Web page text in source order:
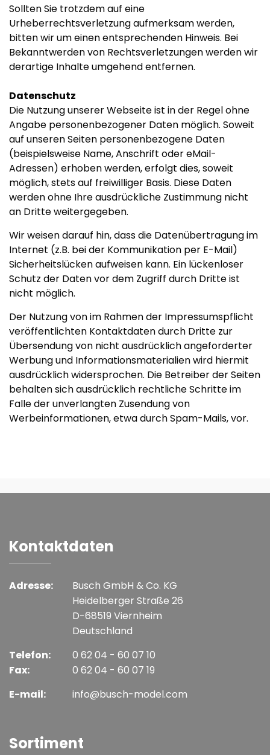
Sollten Sie trotzdem auf eine
Urheberrechtsverletzung aufmerksam werden,
bitten wir um einen entsprechenden Hinweis. Bei
Bekanntwerden von Rechtsverletzungen werden wir
derartige Inhalte umgehend entfernen.
Datenschutz
Die Nutzung unserer Webseite ist in der Regel ohne
Angabe personenbezogener Daten möglich. Soweit
auf unseren Seiten personenbezogene Daten
(beispielsweise Name, Anschrift oder eMail-
Adressen) erhoben werden, erfolgt dies, soweit
möglich, stets auf freiwilliger Basis. Diese Daten
werden ohne Ihre ausdrückliche Zustimmung nicht
an Dritte weitergegeben.
Wir weisen darauf hin, dass die Datenübertragung im
Internet (z.B. bei der Kommunikation per E-Mail)
Sicherheitslücken aufweisen kann. Ein lückenloser
Schutz der Daten vor dem Zugriff durch Dritte ist
nicht möglich.
Der Nutzung von im Rahmen der Impressumspflicht
veröffentlichten Kontaktdaten durch Dritte zur
Übersendung von nicht ausdrücklich angeforderter
Werbung und Informationsmaterialien wird hiermit
ausdrücklich widersprochen. Die Betreiber der Seiten
behalten sich ausdrücklich rechtliche Schritte im
Falle der unverlangten Zusendung von
Werbeinformationen, etwa durch Spam-Mails, vor.
Kontaktdaten
Adresse:
Busch GmbH & Co. KG
Heidelberger Straße 26
D-68519 Viernheim
Deutschland
Telefon:
Fax:
0 62 04 - 60 07 10
0 62 04 - 60 07 19
E-mail:
info@busch-model.com
Sortiment